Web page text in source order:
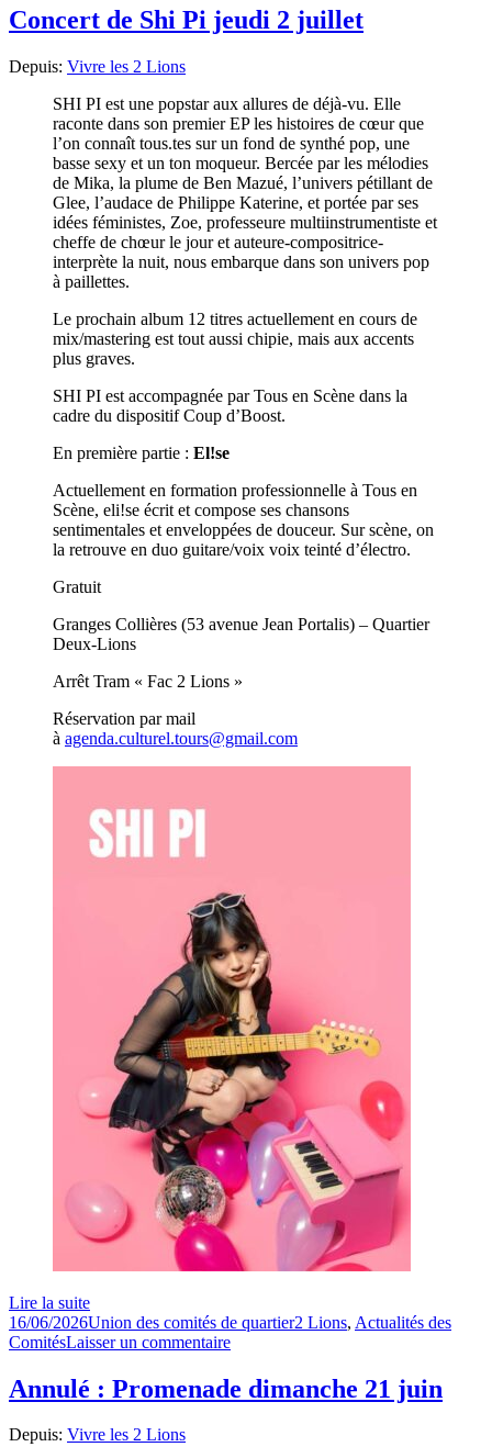
Belle
Saison
:
voici
le
film
de
la
journée
!
Concert de Shi Pi jeudi 2 juillet
Depuis: Vivre les 2 Lions
SHI PI est une popstar aux allures de déjà-vu. Elle
raconte dans son premier EP les histoires de cœur que
l’on connaît tous.tes sur un fond de synthé pop, une
basse sexy et un ton moqueur. Bercée par les mélodies
de Mika, la plume de Ben Mazué, l’univers pétillant de
Glee, l’audace de Philippe Katerine, et portée par ses
idées féministes, Zoe, professeure multiinstrumentiste et
cheffe de chœur le jour et auteure-compositrice-
interprète la nuit, nous embarque dans son univers pop
à paillettes.
Le prochain album 12 titres actuellement en cours de
mix/mastering est tout aussi chipie, mais aux accents
plus graves.
SHI PI est accompagnée par Tous en Scène dans la
cadre du dispositif Coup d’Boost.
En première partie : El!se
Actuellement en formation professionnelle à Tous en
Scène, eli!se écrit et compose ses chansons
sentimentales et enveloppées de douceur. Sur scène, on
la retrouve en duo guitare/voix voix teinté d’électro.
Gratuit
Granges Collières (53 avenue Jean Portalis) – Quartier
Deux-Lions
Arrêt Tram « Fac 2 Lions »
Réservation par mail
à agenda.culturel.tours@gmail.com
Lire la suite
Publié
le
16/06/2026Auteur
Union des comités de quartierCatégories
2 Lions, Actualités des
ComitésLaisser un commentairesur
Shi
Annulé : Promenade dimanche 21 juin
Depuis: Vivre les 2 Lions